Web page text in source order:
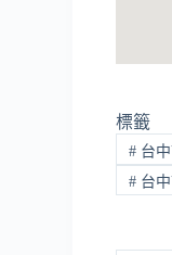
標籤
# 台
# 台